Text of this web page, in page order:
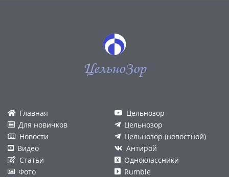
ЦельноЗор
Главная
Для новичков
Новости
Видео
Статьи
Фото
Цельнозор
Цельнозор
Цельнозор (новостной)
Антирой
Одноклассники
Rumble